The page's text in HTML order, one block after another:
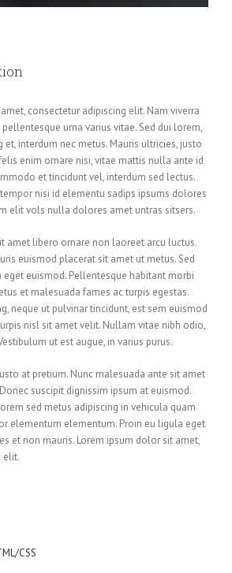
consectetur adipiscing elit. Nam viverra
urna varius vitae. Sed dui lorem,
et, interdum nec metus. Mauris ultricies, justo
enim ornare nisi, vitae mattis nulla ante id
et tincidunt vel, interdum sed lectus.
nisi id elementu sadips ipsums dolores
elit vols nulla dolores amet untras sitsers.
amet libero ornare non laoreet arcu luctus.
euismod placerat sit amet ut metus. Sed
euismod. Pellentesque habitant morbi
et malesuada fames ac turpis egestas.
neque ut pulvinar tincidunt, est sem euismod
nisl sit amet velit. Nullam vitae nibh odio,
ut est augue, in varius purus.
at pretium. Nunc malesuada ante sit amet
suscipit dignissim ipsum at euismod.
sed metus adipiscing in vehicula quam
elementum elementum. Proin eu ligula eget
et non mauris. Lorem ipsum dolor sit amet,
elit.
CSS